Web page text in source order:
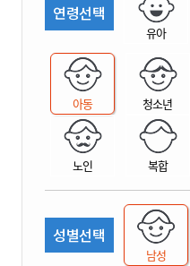
연령선택
유아
아동 청소년
노인 복합
성별선택
남성